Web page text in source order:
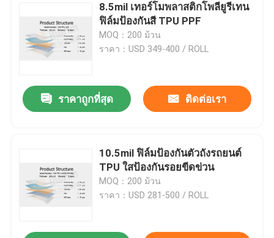
ฟิล์มรถยนต์ทีพียู
ฟิล์มป้องกันสี TPU
ฟิล์มกรองแสง
ฟิล์มกันรอย PPF
8.5mil เทอร์โมพลาสติกโพลียูรีเทน
ฟิล์มป้องกันสี TPU PPF
MOQ：200 ม้วน
ราคา：USD 349-400 / ROLL
ราคาถูกที่สุด ติดต่อเรา
10.5mil ฟิล์มป้องกันตัวถังรถยนต์
TPU ใสป้องกันรอยขีดข่วน
MOQ：200 ม้วน
ราคา：USD 281-500 / ROLL